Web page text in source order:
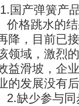
1.国产弹簧产
价格跳水的结
降，目前已
领域，激烈
益滑坡，企
的发展没有
2.缺少参与同